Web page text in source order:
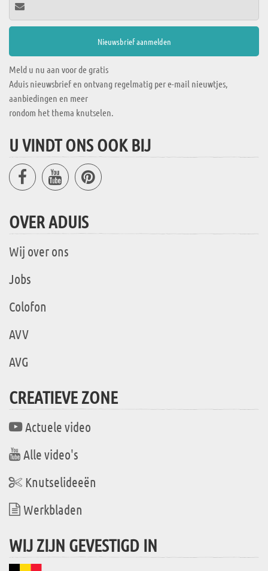
Meld u nu aan voor de gratis
Aduis nieuwsbrief en ontvang regelmatig per e-mail nieuwtjes,
aanbiedingen en meer
rondom het thema knutselen.
U VINDT ONS OOK BIJ
OVER ADUIS
Wij over ons
Jobs
Colofon
AVV
AVG
CREATIEVE ZONE
Actuele video
Alle video's
Knutselideeën
Werkbladen
WIJ ZIJN GEVESTIGD IN